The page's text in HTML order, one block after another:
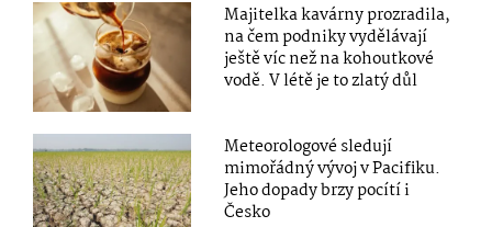
Majitelka kavárny prozradila,
na čem podniky vydělávají
ještě víc než na kohoutkové
vodě. V létě je to zlatý důl
Meteorologové sledují
mimořádný vývoj v Pacifiku.
Jeho dopady brzy pocítí i
Česko